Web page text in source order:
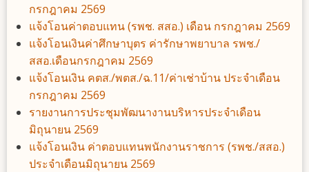
กรกฎาคม 2569
แจ้งโอนค่าตอบแทน (รพช. สสอ.) เดือน กรกฎาคม 2569
แจ้งโอนเงินค่าศึกษาบุตร ค่ารักษาพยาบาล รพช./
สสอ.เดือนกรกฎาคม 2569
แจ้งโอนเงิน คตส./พตส./ฉ.11/ค่าเช่าบ้าน ประจำเดือน
กรกฎาคม 2569
รายงานการประชุมพัฒนางานบริหารประจำเดือน
มิถุนายน 2569
แจ้งโอนเงิน ค่าตอบแทนพนักงานราชการ (รพช./สสอ.)
ประจำเดือนมิถุนายน 2569